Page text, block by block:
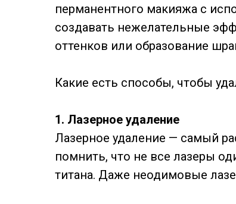
перманентного макияжа с
создавать нежелательные
оттенков или образование
Какие есть способы, чтобы
1. Лазерное удаление
Лазерное удаление — самый
помнить, что не все лазеры
титана. Даже неодимовые